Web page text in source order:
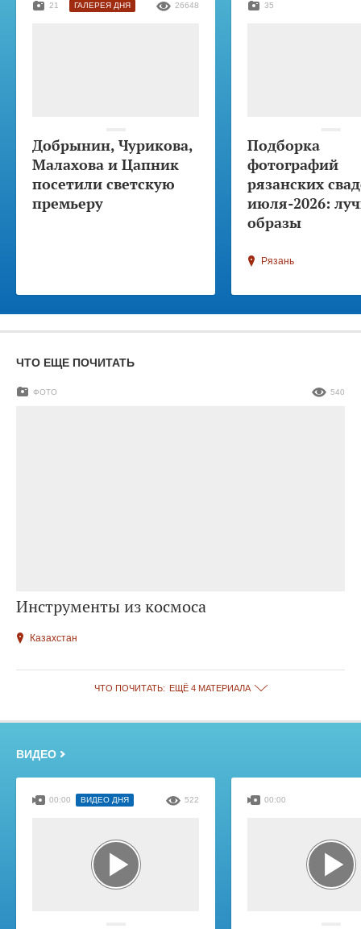
Добрынин, Чурикова,
Малахова и Цапник
посетили светскую
премьеру
21 ГАЛЕРЕЯ ДНЯ 26648
Подборка
фотографий
рязанских
июля-2026:
образы
35
Рязань
ЧТО ЕЩЕ ПОЧИТАТЬ
Инструменты из космоса
ФОТО 540
Казахстан
ЧТО ПОЧИТАТЬ: ЕЩЁ 4 МАТЕРИАЛА
ВИДЕО
00:00 ВИДЕО ДНЯ 522 00:00